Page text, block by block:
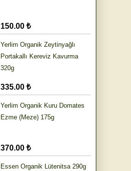
150.00 ₺
Yerlim Organik Zeytinyağlı
Portakallı Kereviz Kavurma
320g
335.00 ₺
Yerlim Organik Kuru Domates
Ezme (Meze) 175g
370.00 ₺
Essen Organik Lütenitsa 290g